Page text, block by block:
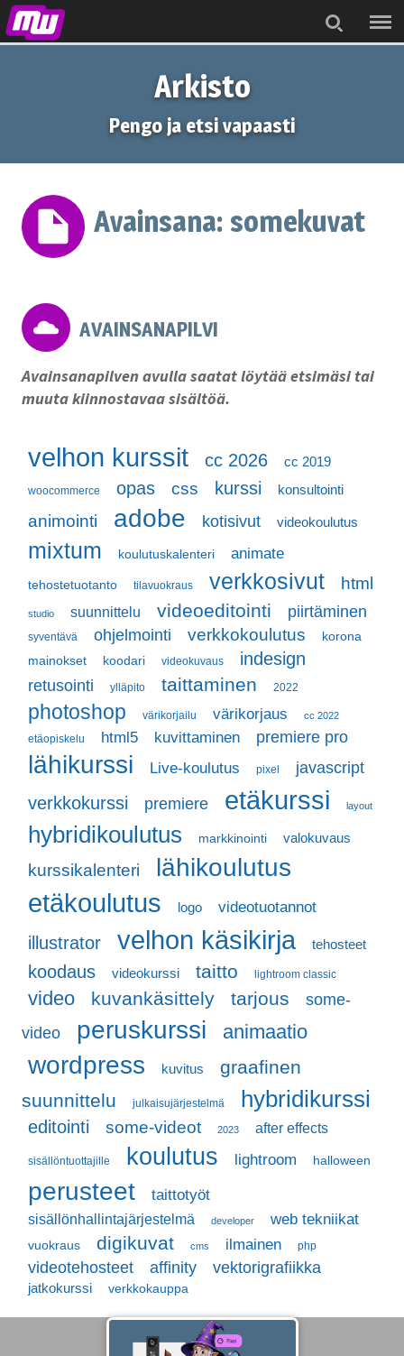
Arkisto
Pengo ja etsi vapaasti
Avainsana: somekuvat
AVAINSANAPILVI
Avainsanapilven avulla saatat löytää etsimäsi tai
muuta kiinnostavaa sisältöä.
velhon kurssit cc 2026 cc 2019
woocommerce opas css kurssi konsultointi
animointi adobe kotisivut videokoulutus
mixtum koulutuskalenteri animate
tehostetuotanto tilavuokraus verkkosivut html
studio suunnittelu videoeditointi piirtäminen
syventävä ohjelmointi verkkokoulutus
korona
mainokset
koodari videokuvaus indesign
retusointi ylläpito taittaminen 2022
photoshop värikorjailu värikorjaus cc 2022
etäopiskelu html5 kuvittaminen premiere pro
lähikurssi Live-koulutus pixel javascript
verkkokurssi premiere etäkurssi layout
hybridikoulutus markkinointi valokuvaus
kurssikalenteri lähikoulutus
etäkoulutus logo videotuotannot
illustrator velhon käsikirja tehosteet
koodaus videokurssi taitto lightroom classic
video kuvankäsittely tarjous
some-
video
peruskurssi animaatio
wordpress kuvitus
graafinen
suunnittelu
julkaisujärjestelmä hybridikurssi
editointi some-videot 2023 after effects
sisällöntuottajille koulutus lightroom halloween
perusteet taittotyöt
sisällönhallintajärjestelmä developer web tekniikat
vuokraus digikuvat cms ilmainen php
videotehosteet affinity vektorigrafiikka
jatkokurssi verkkokauppa